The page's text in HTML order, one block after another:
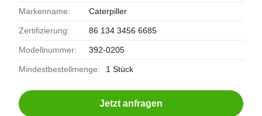
Markenname: Caterpiller
Zertifizierung: 86 134 3456 6685
Modellnummer: 392-0205
Mindestbestellmenge: 1 Stück
Jetzt anfragen